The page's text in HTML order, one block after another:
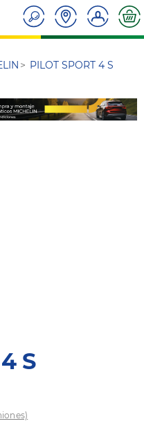
PILOT SPORT 4 S
S